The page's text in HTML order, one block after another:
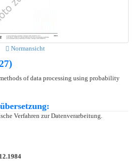
Normansicht
of data processing using probability
Verfahren zur Datenverarbeitung.